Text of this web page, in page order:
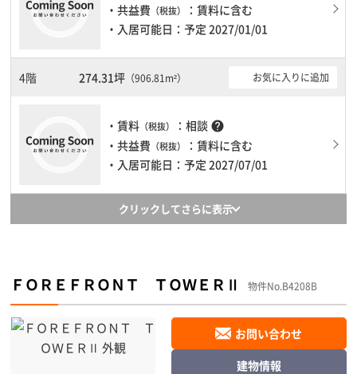
・共益費 （税抜）
：賃料に含む
・入居可能日：予定 2027/01/01
4階 274.31坪 （906.81m²） お気に入りに追加
・賃料 （税抜） ：相談 help
・共益費 （税抜）
：賃料に含む
・入居可能日：予定 2027/07/01
クリックしてさらに表示
ＦＯＲＥＦＲＯＮＴ ＴＯＷＥＲⅡ 物件No.B4208B
お問い合わせ
建物情報